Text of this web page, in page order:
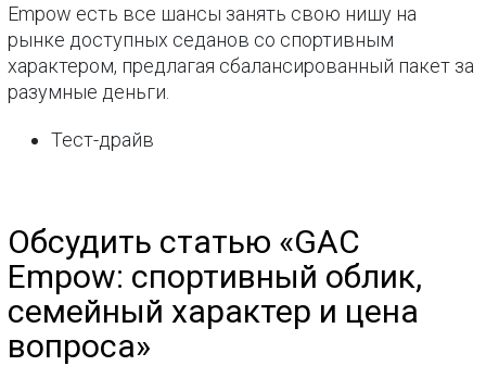
Empow есть все шансы занять свою нишу на
рынке доступных седанов со спортивным
характером, предлагая сбалансированный пакет за
разумные деньги.
Тест-драйв
Обсудить статью «GAC
Empow: спортивный облик,
семейный характер и цена
вопроса»